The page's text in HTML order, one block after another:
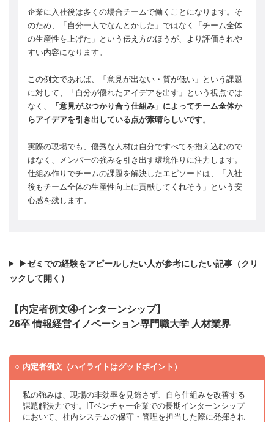
企業に入社後は多くの場合チームで働くことになります。そ
のため、「自分一人でなんとかした」ではなく「チーム全体
の生産性を上げた」という伝え方のほうが、より評価されや
すい内容になります。
この例文であれば、「意見が出ない・質が低い」という課題
に対して、「自分が優れたアイデアを出す」という視点では
なく、
「意見がぶつかり合う仕組み」によってチーム全体か
らアイデアを引き出している点が素晴らしいです。
実際の現場でも、優秀な人材は自分ですべてを抱え込むので
はなく、メンバーの強みを引き出す環境作りに注力します。
仕組み作りでチームの課題を解決したエピソードは、「入社
後もチーム全体の生産性向上に貢献してくれそう」という安
心感を残します。
▶ゼミでの経験をアピールしたい人が参考にしたい記事（クリ
ックして開く）
【内定者例文④インターンシップ】
26卒 情報経営イノベーション専門職大学 人材業界
内定者例文（ハイライトはグッドポイント）
私の強みは、現場の非効率を見逃さず、自ら仕組みを改善する
課題解決力です。ITベンチャー企業での長期インターンシップ
において、社内システムの保守・管理を担当した際に発揮され